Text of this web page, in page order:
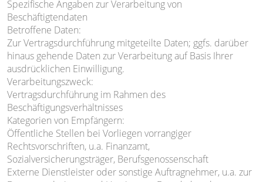
Spezifische Angaben zur Verarbeitung von
Beschäftigtendaten
Betroffene Daten:
Zur Vertragsdurchführung mitgeteilte Daten; ggfs. darüber
hinaus gehende Daten zur Verarbeitung auf Basis Ihrer
ausdrücklichen Einwilligung.
Verarbeitungszweck:
Vertragsdurchführung im Rahmen des
Beschäftigungsverhältnisses
Kategorien von Empfängern:
Öffentliche Stellen bei Vorliegen vorrangiger
Rechtsvorschriften, u.a. Finanzamt,
Sozialversicherungsträger, Berufsgenossenschaft
Externe Dienstleister oder sonstige Auftragnehmer, u.a. zur